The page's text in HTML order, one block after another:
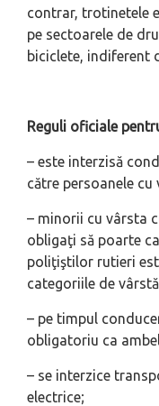
contrar, trotinetele
pe sectoarele de
biciclete, indiferent
Reguli oficiale
– este interzisă
către persoanele
– minorii cu vârsta
obligaţi să poarte
poliţiştilor rutieri
categoriile de
– pe timpul
obligatoriu ca
– se interzice
electrice;